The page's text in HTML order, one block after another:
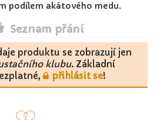
podílem akátového medu.
Seznam přání
produktu se zobrazují jen
klubu. Základní
přihlásit se!